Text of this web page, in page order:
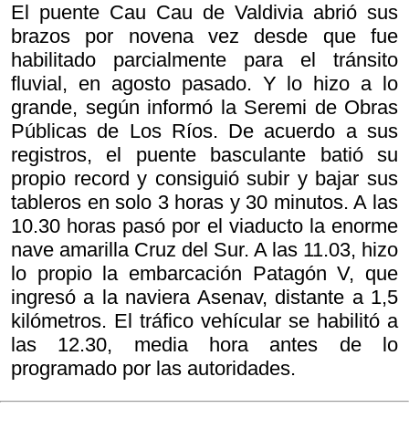
El puente Cau Cau de Valdivia abrió sus
brazos por novena vez desde que fue
habilitado parcialmente para el tránsito
fluvial, en agosto pasado. Y lo hizo a lo
grande, según informó la Seremi de Obras
Públicas de Los Ríos. De acuerdo a sus
registros, el puente basculante batió su
propio record y consiguió subir y bajar sus
tableros en solo 3 horas y 30 minutos. A las
10.30 horas pasó por el viaducto la enorme
nave amarilla Cruz del Sur. A las 11.03, hizo
lo propio la embarcación Patagón V, que
ingresó a la naviera Asenav, distante a 1,5
kilómetros. El tráfico vehícular se habilitó a
las 12.30, media hora antes de lo
programado por las autoridades.